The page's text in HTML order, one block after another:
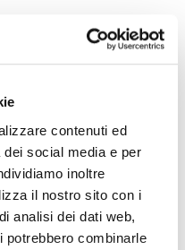
contenuti ed
social media e per
inoltre
il nostro sito con i
analisi dei dati web,
potrebbero combinarle
si rinnova: più
più servizi
20 anni